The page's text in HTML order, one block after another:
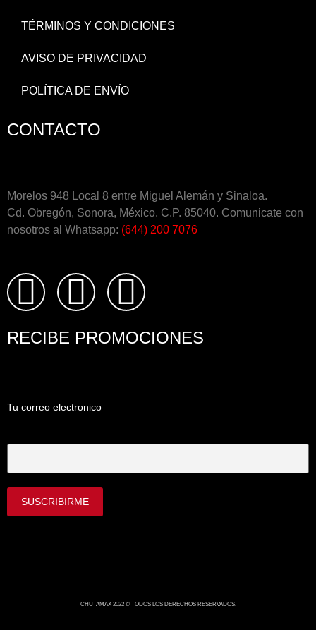
TÉRMINOS Y CONDICIONES
AVISO DE PRIVACIDAD
POLÍTICA DE ENVÍO
CONTACTO
Morelos 948 Local 8 entre Miguel Alemán y Sinaloa.
Cd. Obregón, Sonora, México. C.P. 85040. Comunicate con
nosotros al Whatsapp: (644) 200 7076
RECIBE PROMOCIONES
Tu correo electronico
CHUTAMAX 2022 © TODOS LOS DERECHOS RESERVADOS.